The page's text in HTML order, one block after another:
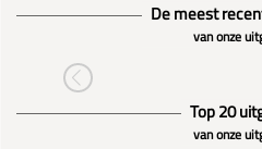
De meest
van onze
Top 20
van onze